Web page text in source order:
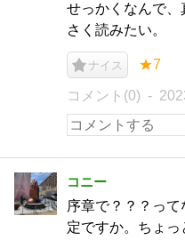
せっかくなんで、
さく読みたい。
ナイス ★7
コメント(0)
コニー
序章で？？？っ
定ですか。ちょ